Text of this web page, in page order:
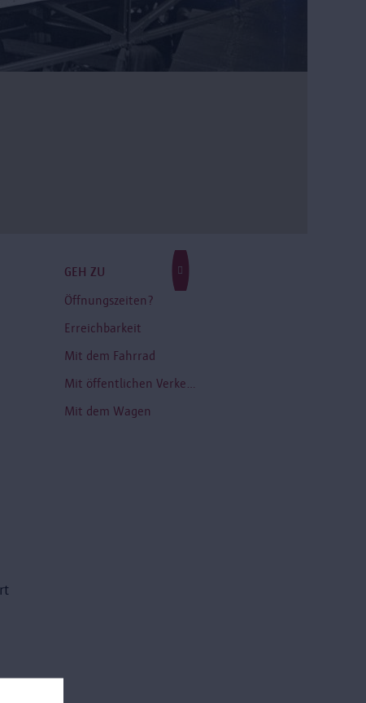
GEH ZU
Öffnungszeiten?
Erreichbarkeit
Mit dem Fahrrad
Mit dem Wagen